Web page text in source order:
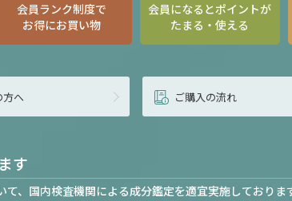
会員ランク制度で
お得にお買い物
会員になるとポイントが
たまる・使える
方へ ご購入の流れ
す
、国内検査機関による成分鑑定を適宜実施しておりま